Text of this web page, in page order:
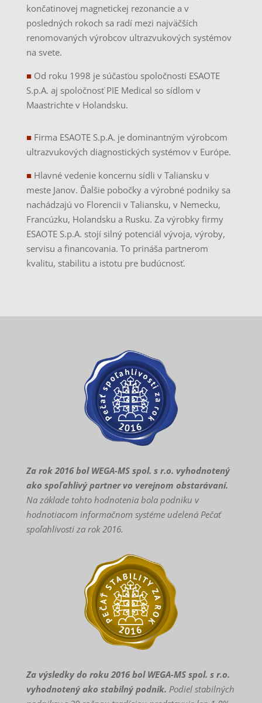
končatinovej magnetickej rezonancie a v
posledných rokoch sa radí mezi najväčších
renomovaných výrobcov ultrazvukových systémov
na svete.
■ Od roku 1998 je súčasťou spoločnosti ESAOTE
S.p.A. aj spoločnosť PIE Medical so sídlom v
Maastrichte v Holandsku.
■ Firma ESAOTE S.p.A. je dominantným výrobcom
ultrazvukových diagnostických systémov v Európe.
■ Hlavné vedenie koncernu sídli v Taliansku v
meste Janov. Ďalšie pobočky a výrobné podniky sa
nachádzajú vo Florencii v Taliansku, v Nemecku,
Francúzku, Holandsku a Rusku. Za výrobky firmy
ESAOTE S.p.A. stojí silný potenciál vývoja, výroby,
servisu a financovania. To prináša partnerom
kvalitu, stabilitu a istotu pre budúcnosť.
Za rok 2016 bol WEGA-MS spol. s r.o. vyhodnotený
ako spoľahlivý partner vo verejnom obstarávaní.
Na základe tohto hodnotenia bola podniku v
hodnotiacom informačnom systéme udelená Pečať
spoľahlivosti za rok 2016.
Za výsledky do roku 2016 bol WEGA-MS spol. s r.o.
vyhodnotený ako stabilný podnik. Podiel stabilných